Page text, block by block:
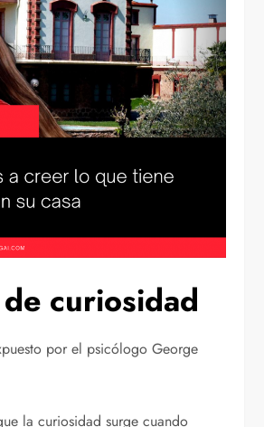
curiosidad
por el psicólogo George
la curiosidad surge cuando